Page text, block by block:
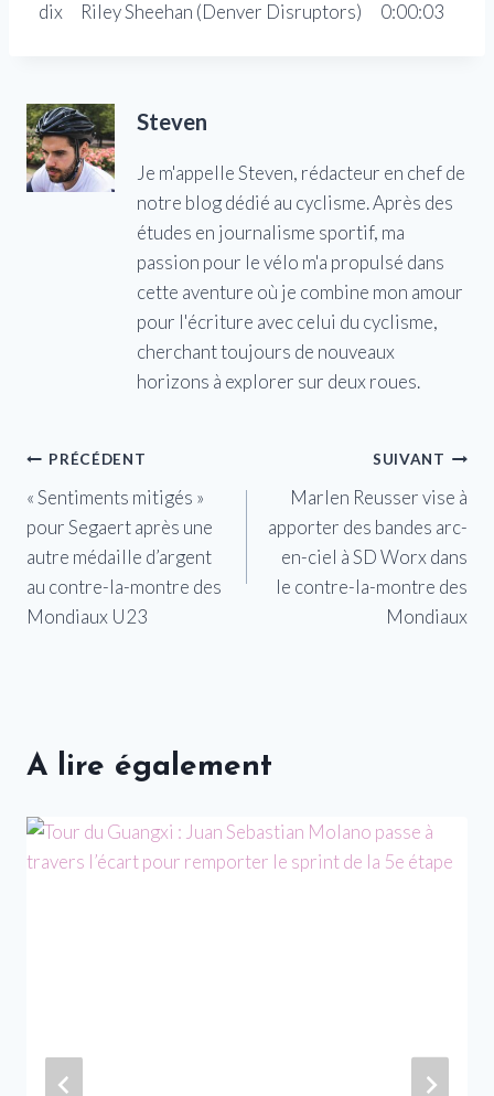
dix Riley Sheehan (Denver Disruptors) 0:00:03
Steven
Je m'appelle Steven, rédacteur en chef de
notre blog dédié au cyclisme. Après des
études en journalisme sportif, ma
passion pour le vélo m'a propulsé dans
cette aventure où je combine mon amour
pour l'écriture avec celui du cyclisme,
cherchant toujours de nouveaux
horizons à explorer sur deux roues.
Navigation
de
l’article
PRÉCÉDENT
« Sentiments mitigés »
pour Segaert après une
autre médaille d’argent
au contre-la-montre des
Mondiaux U23
SUIVANT
Marlen Reusser vise à
apporter des bandes arc-
en-ciel à SD Worx dans
le contre-la-montre des
Mondiaux
A lire également